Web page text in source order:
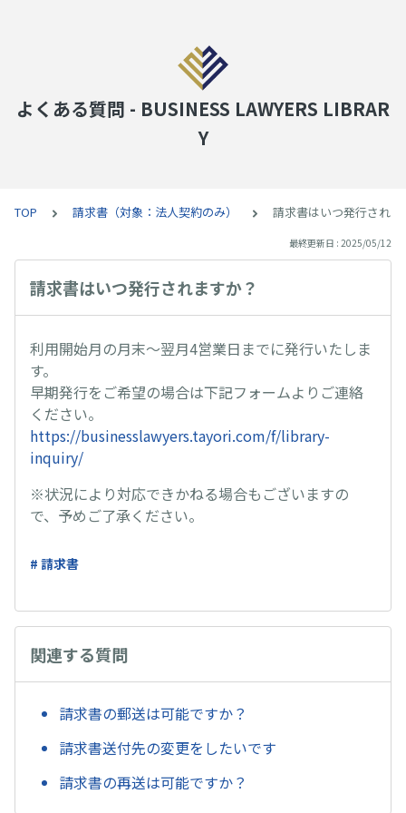
よくある質問 - BUSINESS LAWYERS LIBRAR
Y
TOP 請求書（対象：法人契約のみ） 請求書はいつ発行されま
最終更新日 : 2025/05/12
請求書はいつ発行されますか？
利用開始月の月末〜翌月4営業日までに発行いたしま
す。
早期発行をご希望の場合は下記フォームよりご連絡
ください。
https://businesslawyers.tayori.com/f/library-
inquiry/
※状況により対応できかねる場合もございますの
で、予めご了承ください。
# 請求書
関連する質問
請求書の郵送は可能ですか？
請求書送付先の変更をしたいです
請求書の再送は可能ですか？